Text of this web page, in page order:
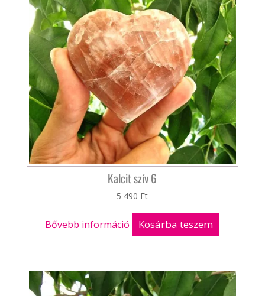
Kalcit szív 6
5 490 Ft
Bővebb információ Kosárba teszem